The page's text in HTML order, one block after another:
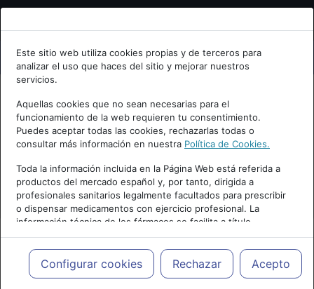
Bienvenid@ a psiquiatria.com
Escribe tu Email
Accede o regístrate con tu email.
Cancelar
Este sitio web utiliza cookies propias y de terceros para
analizar el uso que haces del sitio y mejorar nuestros
servicios.
Aquellas cookies que no sean necesarias para el
funcionamiento de la web requieren tu consentimiento.
Puedes aceptar todas las cookies, rechazarlas todas o
consultar más información en nuestra Política de Cookies.
Toda la información incluida en la Página Web está referida a
productos del mercado español y, por tanto, dirigida a
profesionales sanitarios legalmente facultados para prescribir
o dispensar medicamentos con ejercicio profesional. La
información técnica de los fármacos se facilita a título
meramente informativo, siendo responsabilidad de los
profesionales facultados prescribir medicamentos y decidir, en
cada caso concreto, el tratamiento más adecuado a las
necesidades del paciente.
Configurar cookies Rechazar Acepto